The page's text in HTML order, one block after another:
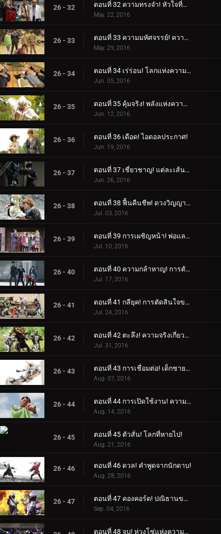
26 - 32 ตอนที่ 32 ความทรงจำ! หัวใจที่ซ่อนอยู่!
May. 22, 2016
26 - 33 ตอนที่ 33 ความมหัศจรรย์! ความรู้สึกไม่จำกัด!
May. 29, 2016
26 - 34 ตอนที่ 34 เร่ร่อน! โลกแห่งความฝัน!
Jun. 05, 2016
26 - 35 ตอนที่ 35 คุ้มจริง! พลังแห่งความสนุก!
Jun. 12, 2016
26 - 36 ตอนที่ 36 เดือด! ไอดอลประกาศ!
Jun. 19, 2016
26 - 37 ตอนที่ 37 เชี่ยวชาญ! แต่ละเส้นทางของพวกเขา!
Jun. 26, 2016
26 - 38 ตอนที่ 38 ฟื้นคืนชีพ! ดวงวิญญาณแห่งแสงสว่าง!
Jul. 03, 2016
26 - 39 ตอนที่ 39 การเผชิญหน้า! พ่อและลูกสาว!
Jul. 10, 2016
26 - 40 ตอนที่ 40 ความกล้าหาญ! การตัดสินใจอย่างกล้าหาญ!
Jul. 17, 2016
26 - 41 ตอนที่ 41 กลียุค! การตัดสินใจของหัวหน้า!
Jul. 24, 2016
26 - 42 ตอนที่ 42 ตะลึง! ความจริงเกี่ยวกับฤาษี!
Jul. 31, 2016
26 - 43 ตอนที่ 43 การเชื่อมต่อ! เด็กชายอัจฉริยะ!
Aug. 07, 2016
26 - 44 ตอนที่ 44 การเปิดใช้งาน! ความหวาดกลัวของเดเมีย!
Aug. 14, 2016
26 - 45 ตอนที่ 45 ตัวสั่น! โลกที่หายไป!
Aug. 21, 2016
26 - 46 ตอนที่ 46 ดวล! คำพูดจากนักดาบ!
Aug. 28, 2016
26 - 47 ตอนที่ 47 คองคอร์ด! ปณิธานของทุกคน!
Sep. 04, 2016
ตอนที่ 48 จบ! ห่วงโซ่แห่งความโศกเศร้า!